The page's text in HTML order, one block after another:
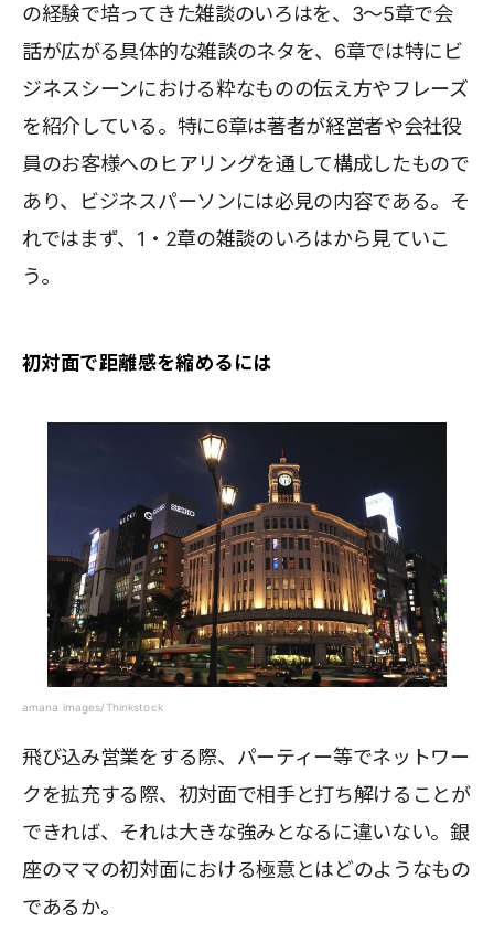
の経験で培ってきた雑談のいろはを、3～5章で会
話が広がる具体的な雑談のネタを、6章では特にビ
ジネスシーンにおける粋なものの伝え方やフレーズ
を紹介している。特に6章は著者が経営者や会社役
員のお客様へのヒアリングを通して構成したもので
あり、ビジネスパーソンには必見の内容である。そ
れではまず、1・2章の雑談のいろはから見ていこ
う。
初対面で距離感を縮めるには
amana images/Thinkstock
飛び込み営業をする際、パーティー等でネットワー
クを拡充する際、初対面で相手と打ち解けることが
できれば、それは大きな強みとなるに違いない。銀
座のママの初対面における極意とはどのようなもの
であるか。